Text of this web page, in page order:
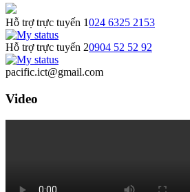
Hỗ trợ trực tuyến 1024 6325 2153
Hỗ trợ trực tuyến 20904 52 52 92
pacific.ict@gmail.com
Video